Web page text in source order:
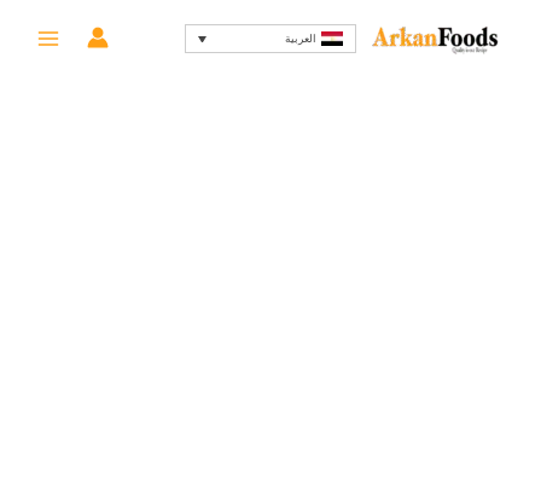
العربية
الأصلي الحالي